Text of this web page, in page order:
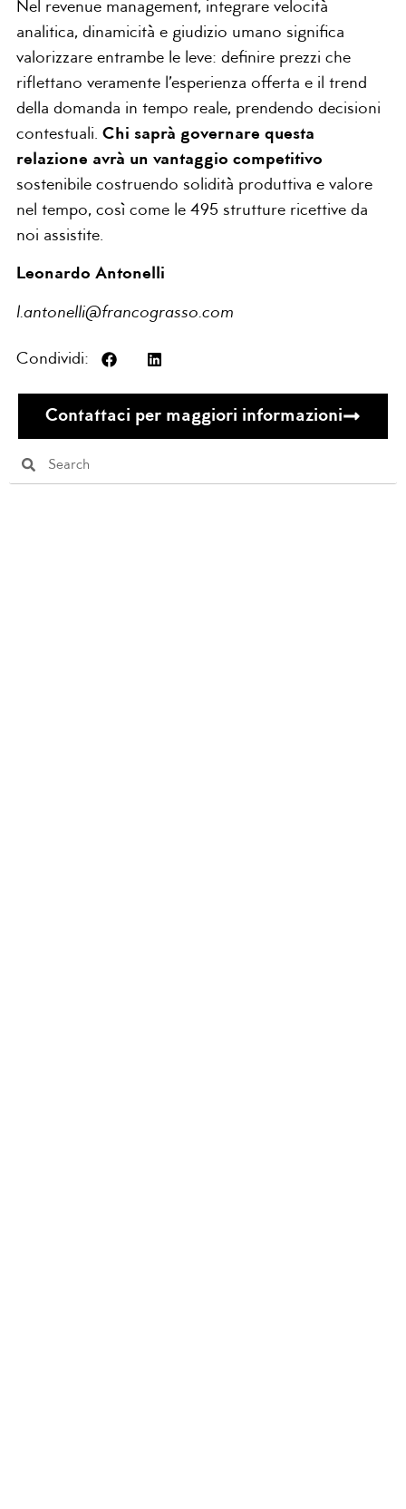
Nel revenue management, integrare velocità
analitica, dinamicità e giudizio umano significa
valorizzare entrambe le leve: definire prezzi che
riflettano veramente l’esperienza offerta e il trend
della domanda in tempo reale, prendendo decisioni
contestuali. Chi saprà governare questa
relazione avrà un vantaggio competitivo
sostenibile costruendo solidità produttiva e valore
nel tempo, così come le 495 strutture ricettive da
noi assistite.
Leonardo Antonelli
l.antonelli@francograsso.com
Condividi:
Contattaci per maggiori informazioni